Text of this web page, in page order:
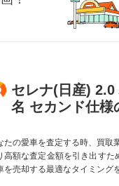
セレナ(日産)
名 セカンド仕様
たの愛車を査定する時、買取
高額な査定金額を引き出すた
を売却する最適なタイミング